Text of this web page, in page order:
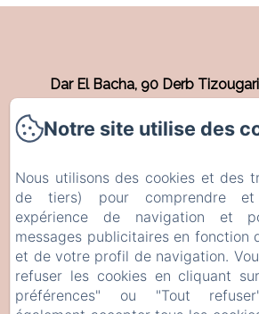
Dar El Bacha, 90 Derb
Téléphone: +212615232469 /
Accueil
Chambres
Contact
EN
FR
Notre site utilise des
Nous utilisons des cookies et des
de tiers) pour comprendre
expérience de navigation et
messages publicitaires en fonction
et de votre profil de navigation.
refuser les cookies en cliquant
préférences" ou "Tout